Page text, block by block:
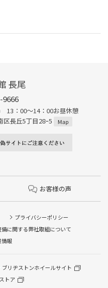
長尾
9666
13：00～14：00お昼休憩
長丘5丁目28ｰ5
Map
お客様の声
プライバシーポリシー
に関する弊社取組について
報
ブリヂストンホイールサイト
トア
き替え/オイル交換/その他